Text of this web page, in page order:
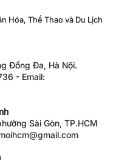
Hóa, Thể Thao và Du Lịch
Đống Đa, Hà Nội.
- Email:
Sài Gòn, TP.HCM